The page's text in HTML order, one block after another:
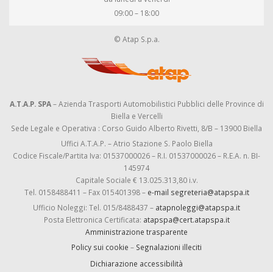
09:00 – 18:00
© Atap S.p.a.
A.T.A.P. SPA– Azienda Trasporti Automobilistici Pubblici delle Province di
Biella e Vercelli
Sede Legale e Operativa : Corso Guido Alberto Rivetti, 8/B – 13900 Biella
Uffici A.T.A.P. – Atrio Stazione S. Paolo Biella
Codice Fiscale/Partita Iva: 01537000026 – R.I. 01537000026 – R.E.A. n. BI-
145974
Capitale Sociale € 13.025.313,80 i.v.
Tel. 0158488411 – Fax 015401398 – e-mail segreteria@atapspa.it
Ufficio Noleggi: Tel. 015/8488437 – atapnoleggi@atapspa.it
Posta Elettronica Certificata: atapspa@cert.atapspa.it
Amministrazione trasparente
Policy sui cookie – Segnalazioni illeciti
Dichiarazione accessibilità